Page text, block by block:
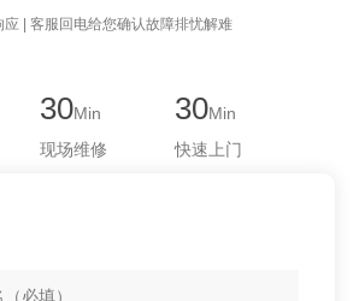
| 客服回电给您确认故障排忧解难
30Min
现场维修
30Min
快速上门